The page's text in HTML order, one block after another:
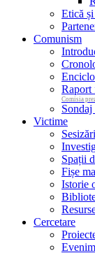
Etică
Comunism
Raport
Comisia
Victime
Spații
Fișe
Istorie
Cercetare